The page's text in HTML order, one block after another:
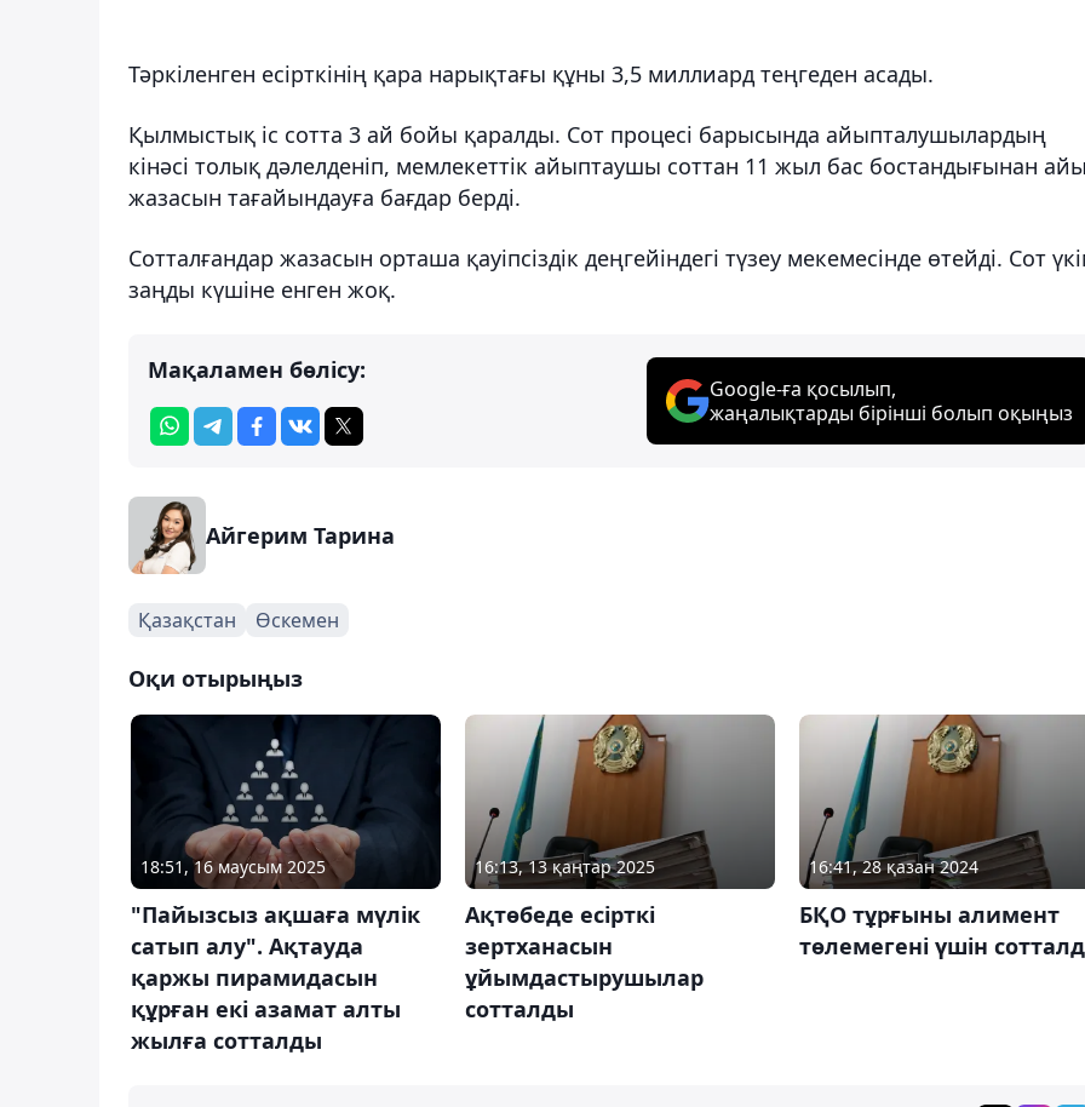
Тәркіленген есірткінің қара нарықтағы құны 3,5 миллиард теңгеден асады.
Қылмыстық іс сотта 3 ай бойы қаралды. Сот процесі барысында айыпталушылардың
кінәсі толық дәлелденіп, мемлекеттік айыптаушы соттан 11 жыл бас бостандығынан
жазасын тағайындауға бағдар берді.
Сотталғандар жазасын орташа қауіпсіздік деңгейіндегі түзеу мекемесінде өтейді. Сот
заңды күшіне енген жоқ.
Мақаламен бөлісу:
Google-ға қосылып,
жаңалықтарды бірінші болып оқыңыз
Айгерим Тарина
Қазақстан Өскемен
Оқи отырыңыз
18:51, 16 маусым 2025
"Пайызсыз ақшаға мүлік
сатып алу". Ақтауда
қаржы пирамидасын
құрған екі азамат алты
жылға сотталды
16:13, 13 қаңтар 2025
Ақтөбеде есірткі
зертханасын
ұйымдастырушылар
сотталды
16:41, 28 қазан 2024
БҚО тұрғыны алимент
төлемегені үшін